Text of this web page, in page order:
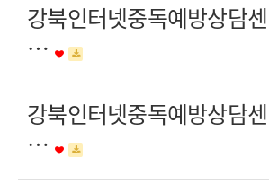
강북인터넷중독예방상담
…
강북인터넷중독예방상담
…